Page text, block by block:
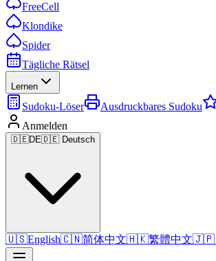
FreeCell
Klondike
Spider
Tägliche Rätsel
Lernen
Sudoku-Löser Ausdruckbares Sudoku
Anmelden
🇩🇪DE🇩🇪 Deutsch
🇺🇸English🇨🇳简体中文🇭🇰繁體中文🇯🇵